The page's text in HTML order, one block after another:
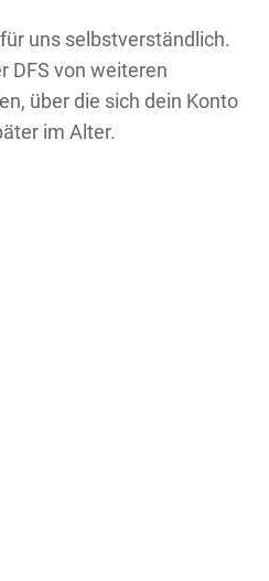
uns selbstverständlich.
DFS von weiteren
über die sich dein Konto
im Alter.